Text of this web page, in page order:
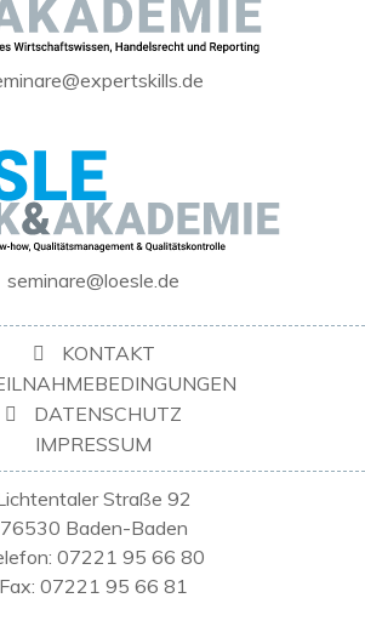
seminare@loesle.de
KONTAKT
DATENSCHUTZ
IMPRESSUM
Straße 92
76530 Baden-Baden
07221 95 66 80
Fax: 07221 95 66 81